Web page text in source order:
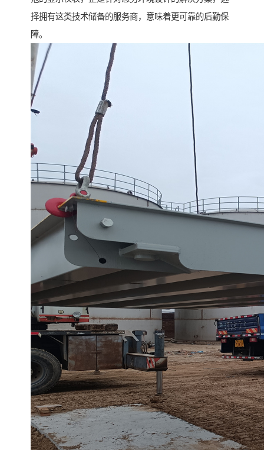
择拥有这类技术储备的服务商，意味着更可靠的后勤保
障。